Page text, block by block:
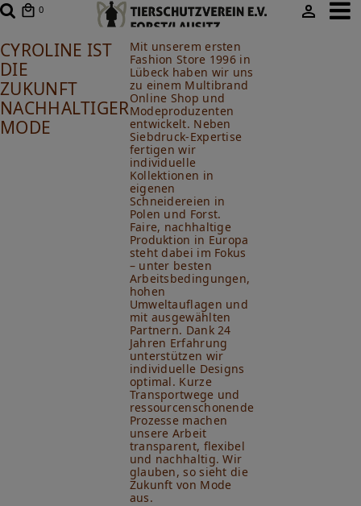
0
CYROLINE IST
DIE
ZUKUNFT
NACHHALTIGER
MODE
Mit unserem ersten
Fashion Store 1996 in
Lübeck haben wir uns
zu einem Multibrand
Online Shop und
Modeproduzenten
entwickelt. Neben
Siebdruck-Expertise
fertigen wir
individuelle
Kollektionen in
eigenen
Schneidereien in
Polen und Forst.
Faire, nachhaltige
Produktion in Europa
steht dabei im Fokus
– unter besten
Arbeitsbedingungen,
hohen
Umweltauflagen und
mit ausgewählten
Partnern. Dank 24
Jahren Erfahrung
unterstützen wir
individuelle Designs
optimal. Kurze
Transportwege und
ressourcenschonende
Prozesse machen
unsere Arbeit
transparent, flexibel
und nachhaltig. Wir
glauben, so sieht die
Zukunft von Mode
aus.